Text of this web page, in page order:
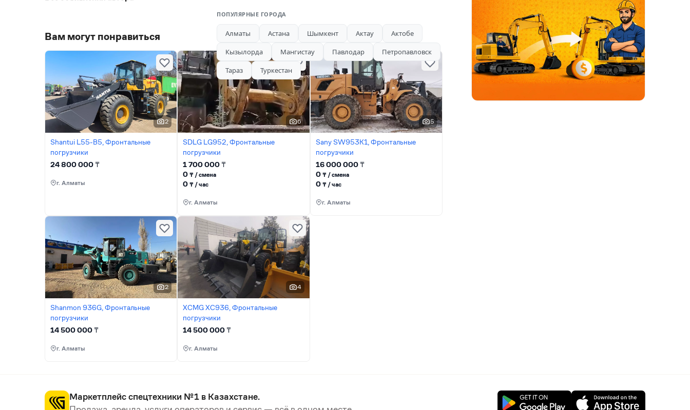
Вам могут понравиться
2
Shantui L55-B5, Фронтальные
погрузчики
24 800 000₸
г. Алматы
6
SDLG LG952, Фронтальные
погрузчики
1 700 000₸
0₸ / сменa
0₸ / час
г. Алматы
5
Sany SW953K1, Фронтальные
погрузчики
16 000 000₸
0 ₸ / сменa
0 ₸ / час
г. Алматы
2
Shanmon 936G, Фронтальные
погрузчики
14 500 000₸
г. Алматы
4
XCMG XC936, Фронтальные
погрузчики
14 500 000₸
г. Алматы
Маркетплейс спецтехники №1 в Казахстане.
ПОПУЛЯРНЫЕ ГОРОДА
Алматы Астана Шымкент Актау
Актобе
Кызылорда
Мангистау Павлодар
Петропавловск
Тараз
Туркестан